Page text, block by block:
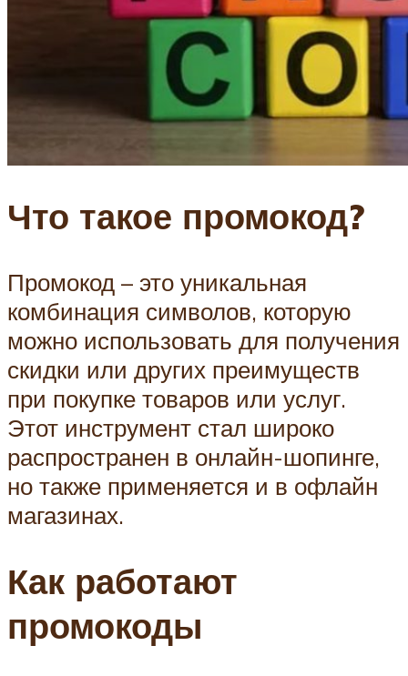
Что такое промокод?
Промокод – это уникальная
комбинация символов, которую
можно использовать для получения
скидки или других преимуществ
при покупке товаров или услуг.
Этот инструмент стал широко
распространен в онлайн-шопинге,
но также применяется и в офлайн
магазинах.
Как работают
промокоды